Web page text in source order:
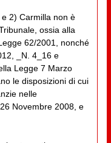
2) Carmilla non è
ossia alla
62/2001, nonché
_N. 4_16 e
Legge 7 Marzo
le disposizioni di cui
nelle
Novembre 2008, e